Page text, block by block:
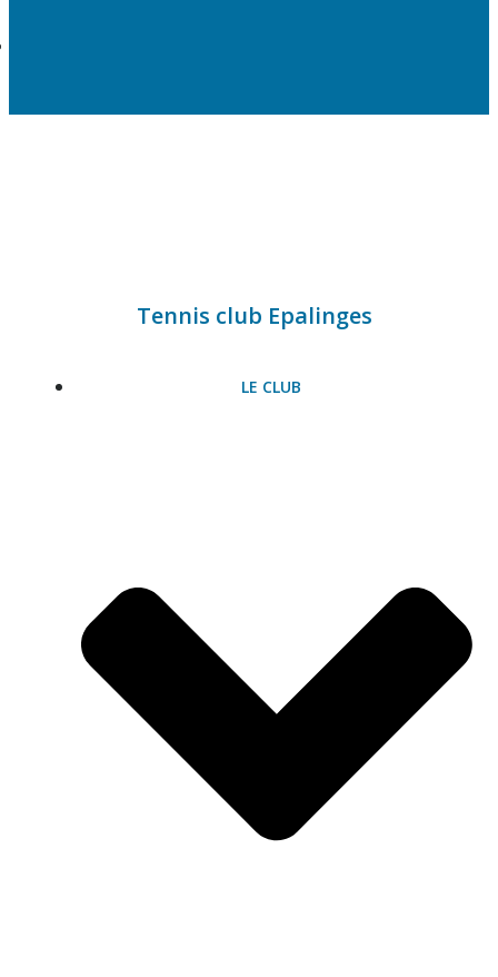
Tennis club Epalinges
LE CLUB